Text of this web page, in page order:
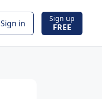
Sign in Sign up
FREE